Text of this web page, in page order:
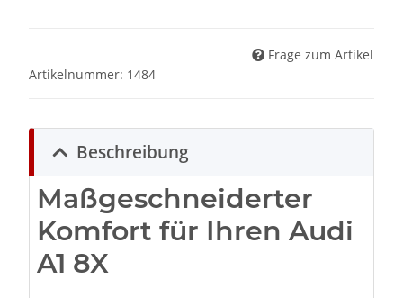
Frage zum Artikel
Artikelnummer: 1484
Beschreibung
Maßgeschneiderter
Komfort für Ihren Audi
A1 8X